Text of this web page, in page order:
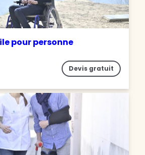
pour personne
Devis gratuit